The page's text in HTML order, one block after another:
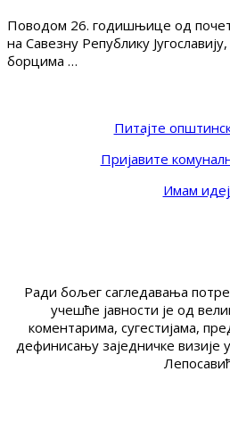
Поводом 26. годишњице од
на Савезну Републику
борцима …
Питајте
Пријавите
Имам
Ради бољег сагледавања
учешће јавности је од
коментарима, сугестијама,
дефинисању заједничке